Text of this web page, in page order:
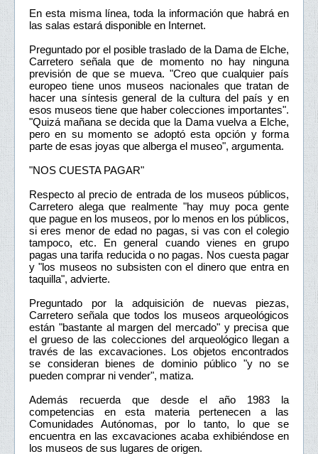
En esta misma línea, toda la información que habrá en
las salas estará disponible en Internet.
Preguntado por el posible traslado de la Dama de Elche,
Carretero señala que de momento no hay ninguna
previsión de que se mueva. "Creo que cualquier país
europeo tiene unos museos nacionales que tratan de
hacer una síntesis general de la cultura del país y en
esos museos tiene que haber colecciones importantes".
"Quizá mañana se decida que la Dama vuelva a Elche,
pero en su momento se adoptó esta opción y forma
parte de esas joyas que alberga el museo", argumenta.
"NOS CUESTA PAGAR"
Respecto al precio de entrada de los museos públicos,
Carretero alega que realmente "hay muy poca gente
que pague en los museos, por lo menos en los públicos,
si eres menor de edad no pagas, si vas con el colegio
tampoco, etc. En general cuando vienes en grupo
pagas una tarifa reducida o no pagas. Nos cuesta pagar
y "los museos no subsisten con el dinero que entra en
taquilla", advierte.
Preguntado por la adquisición de nuevas piezas,
Carretero señala que todos los museos arqueológicos
están "bastante al margen del mercado" y precisa que
el grueso de las colecciones del arqueológico llegan a
través de las excavaciones. Los objetos encontrados
se consideran bienes de dominio público "y no se
pueden comprar ni vender", matiza.
Además recuerda que desde el año 1983 la
competencias en esta materia pertenecen a las
Comunidades Autónomas, por lo tanto, lo que se
encuentra en las excavaciones acaba exhibiéndose en
los museos de sus lugares de origen.